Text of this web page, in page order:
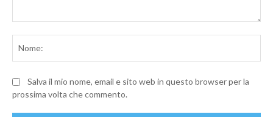
Salva il mio nome, email e sito web in questo browser per la
prossima volta che commento.